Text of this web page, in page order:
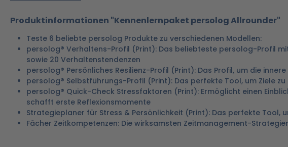
Produktinformationen "Kennenlernpaket persolog Allrounder"
Teste 6 beliebte persolog Produkte zu verschiedenen Modellen:
persolog® Verhaltens-Profil (Print): Das beliebteste persolog-Profil
sowie 20 Verhaltenstendenzen
persolog® Persönliches Resilienz-Profil (Print): Das Profil, um die
persolog® Selbstführungs-Profil (Print): Das perfekte Tool, um Ziele
persolog® Quick-Check Stressfaktoren (Print): Ermöglicht einen
schafft erste Reflexionsmomente
Strategieplaner für Stress & Persönlichkeit (Print): Das perfekte Tool,
Fächer Zeitkompetenzen: Die wirksamsten Zeitmanagement-